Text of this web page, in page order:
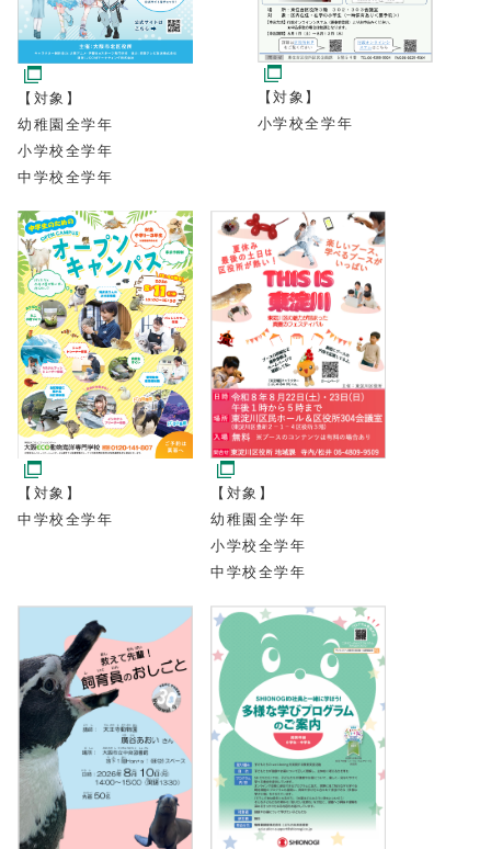
【対象】
幼稚園全学年
小学校全学年
中学校全学年
【対象】
小学校全学年
【対象】
中学校全学年
【対象】
幼稚園全学年
小学校全学年
中学校全学年